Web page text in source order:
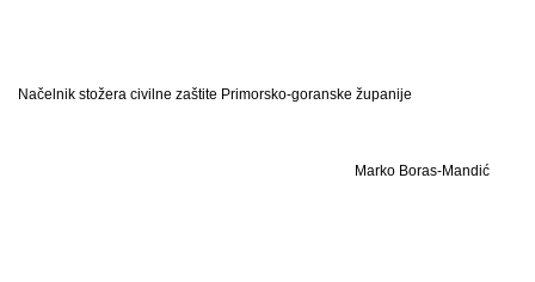
Načelnik stožera civilne zaštite Primorsko-goranske županije
Marko Boras-Mandić